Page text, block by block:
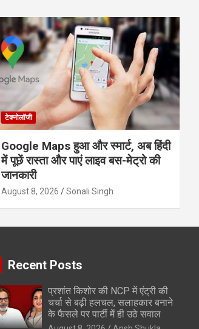
टेक्नोलॉजी
Google Maps हुआ और स्मार्ट, अब हिंदी
में पूछें रास्ता और पाएं लाइव बस-मेट्रो की
जानकारी
August 8, 2026 Sonali Singh
Recent Posts
प्रशांत किशोर की NCP में एंट्री की
चर्चा से बढ़ी हलचल, सलाहकार बनाने
के फैसले पर पार्टी में ही उठे सवाल